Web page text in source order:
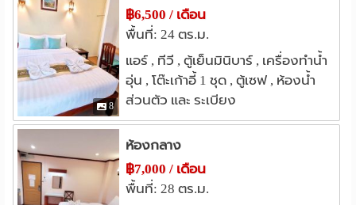
" ที่จอดรถฟรี " รถยนต์จอดหน้าตึก และ มอไซค์จอดข้างตึก
" Lobby โซฟาส่วนกลาง พร้อมตู้หนังสือ "
" ห้องอาหาร มีอาหารตามสั่ง สั่งทานได้ที่ชั้น 1"
" ตู้กดน้ำดื่ม เครื่องซักผ้า เครื่องอบผ้า หยอดเหรียญ "
" บริการทำความสะอาด และซักรีดเสื้อผ้า "
ม.ราชภัฏเชียงใหม่ 1.5 กม.
สถาบันการพลศึกษา เชียงใหม่
แหล่งช๊อปปิ้ง
เซ็นทรัล กาดสวนแก้ว 0.4 กม.
สันติธรรมพลาซ่า 0.5 กม.
คอมพิวเตอร์ซิตี้ 0.6 กม. ไอคอน พลาซ่า 0.7 กม.
คอมพิวเตอร์ พลาซ่า 0.8 กม.
ศูนย์การค้าเมญ่า (MAYA) 0.8 กม.
โรงพยาบาล
8
฿6,500 / เดือน
พื้นที่: 24 ตร.ม.
แอร์ , ทีวี , ตู้เย็นมินิบาร์ , เครื่องทำน้ำ
อุ่น , โต๊ะเก้าอี้ 1 ชุด , ตู้เซฟ , ห้องน้ำ
ส่วนตัว และ ระเบียง
ห้องกลาง
฿7,000 / เดือน
พื้นที่: 28 ตร.ม.